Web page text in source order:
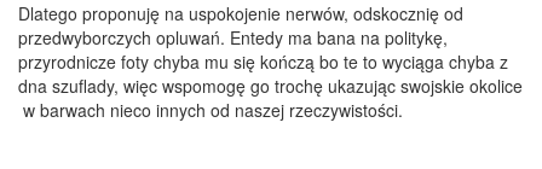
Dlatego proponuję na uspokojenie nerwów, odskocznię od
przedwyborczych opluwań. Entedy ma bana na politykę,
przyrodnicze foty chyba mu się kończą bo te to wyciąga chyba z
dna szuflady, więc wspomogę go trochę ukazując swojskie okolice
w barwach nieco innych od naszej rzeczywistości.